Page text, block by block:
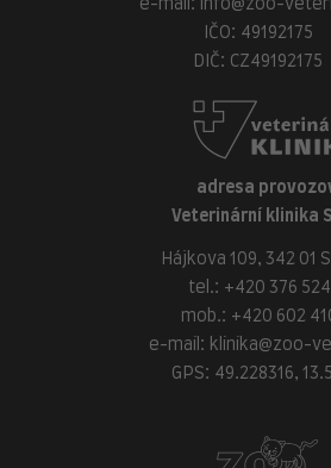
e-mail:
info@zoo-
IČO: 49192175
DIČ: CZ49192175
adresa
Veterinární klinika
Hájkova 109, 342 01
tel.: +420 376
mob.: +420 602
e-mail: klinika@zoo-
GPS: 49.228316,